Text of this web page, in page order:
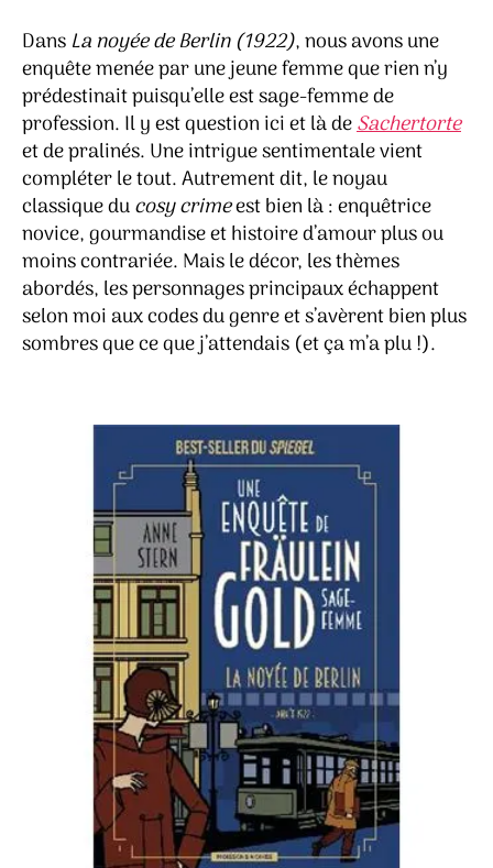
Dans La noyée de Berlin (1922), nous avons une
enquête menée par une jeune femme que rien n’y
prédestinait puisqu’elle est sage-femme de
profession. Il y est question ici et là deSachertorte
et de pralinés. Une intrigue sentimentale vient
compléter le tout. Autrement dit, le noyau
classique ducosy crimeest bien là : enquêtrice
novice, gourmandise et histoire d’amour plus ou
moins contrariée. Mais le décor, les thèmes
abordés, les personnages principaux échappent
selon moi aux codes du genre et s’avèrent bien plus
sombres que ce que j’attendais (et ça m’a plu !).